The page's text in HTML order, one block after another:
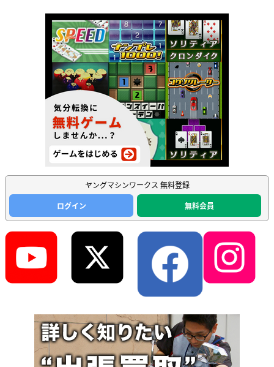
ヤングマシンワークス 無料登録
ログイン
無料会員